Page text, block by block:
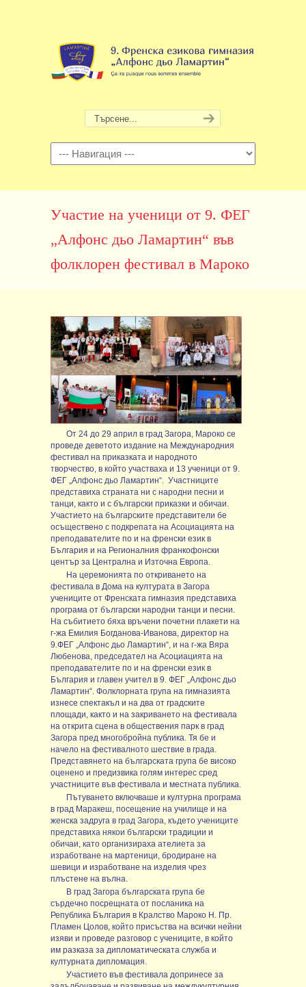
Навигация
Участие на ученици от 9. ФЕГ
„Алфонс дьо Ламартин“ във
фолклорен фестивал в Мароко
От 24 до 29 април в град Загора, Мароко се
проведе деветото издание на Международния
фестивал на приказката и народното
творчество, в който участваха и 13 ученици от 9.
ФЕГ „Алфонс дьо Ламартин“. Участниците
представиха страната ни с народни песни и
танци, както и с български приказки и обичаи.
Участието на българските представители бе
осъществено с подкрепата на Асоциацията на
преподавателите по и на френски език в
България и на Регионалния франкофонски
център за Централна и Източна Европа.
На церемонията по откриването на
фестивала в Дома на културата в Загора
учениците от Френската гимназия представиха
програма от български народни танци и песни.
На събитието бяха връчени почетни плакети на
г-жа Емилия Богданова-Иванова, директор на
9.ФЕГ „Алфонс дьо Ламартин“, и на г-жа Вяра
Любенова, председател на Асоциацията на
преподавателите по и на френски език в
България и главен учител в 9. ФЕГ „Алфонс дьо
Ламартин“. Фолклорната група на гимназията
изнесе спектакъл и на два от градските
площади, както и на закриването на фестивала
на открита сцена в обществения парк в град
Загора пред многобройна публика. Тя бе и
начело на фестивалното шествие в града.
Представянето на българската група бе високо
оценено и предизвика голям интерес сред
участниците във фестивала и местната публика.
Пътуването включваше и културна програма
в град Маракеш, посещение на училище и на
женска задруга в град Загора, където учениците
представиха някои български традиции и
обичаи, като организираха ателиета за
изработване на мартеници, бродиране на
шевици и изработване на изделия чрез
плъстене на вълна.
В град Загора българската група бе
сърдечно посрещната от посланика на
Република България в Кралство Мароко Н. Пр.
Пламен Цолов, който присъства на всички нейни
изяви и проведе разговор с учениците, в който
им разказа за дипломатическата служба и
културната дипломация.
Участието във фестивала допринесе за